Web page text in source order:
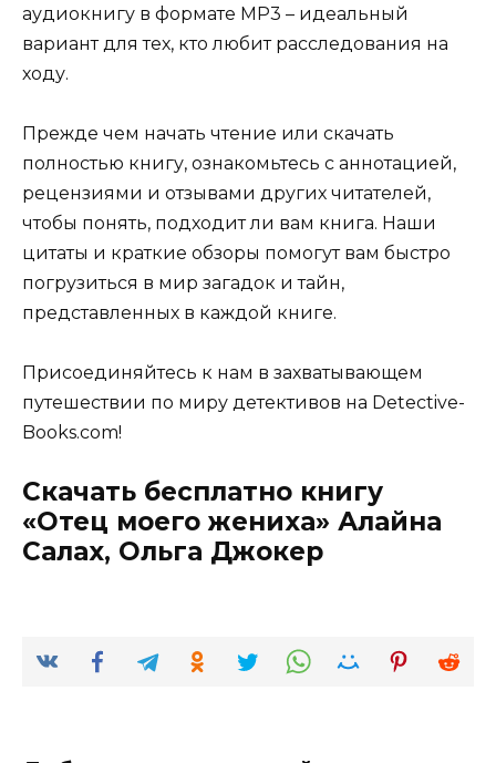
аудиокнигу в формате MP3 – идеальный
вариант для тех, кто любит расследования на
ходу.
Прежде чем начать чтение или скачать
полностью книгу, ознакомьтесь с аннотацией,
рецензиями и отзывами других читателей,
чтобы понять, подходит ли вам книга. Наши
цитаты и краткие обзоры помогут вам быстро
погрузиться в мир загадок и тайн,
представленных в каждой книге.
Присоединяйтесь к нам в захватывающем
путешествии по миру детективов на Detective-
Books.com!
Скачать бесплатно книгу
«Отец моего жениха» Алайна
Салах, Ольга Джокер